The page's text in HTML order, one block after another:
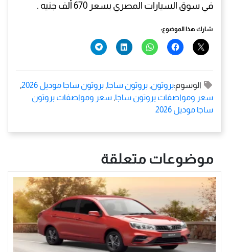
في سوق السيارات المصري بسعر 670 ألف جنيه .
شارك هذا الموضوع:
الوسوم:بروتون, بروتون ساجا, بروتون ساجا موديل 2026
,
سعر ومواصفات بروتون ساجا, سعر ومواصفات بروتون
ساجا موديل 2026
موضوعات متعلقة